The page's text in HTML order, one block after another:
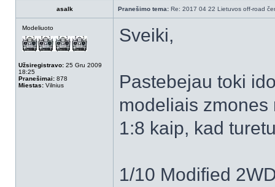
asalk Pranešimo tema: Re: 2017 04 22 Lietuvos off-road
Modeliuoto
Užsiregistravo: 25 Gru 2009
18:25
Pranešimai: 878
Miestas: Vilnius
Sveiki,
Pastebejau toki
modeliais
1:8 kaip, kad
1/10 Modified